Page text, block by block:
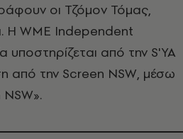
οι Τζόμον Τόμας,
Η WME Independent
υποστηρίζεται από την S'YA
από την Screen NSW, μέσω